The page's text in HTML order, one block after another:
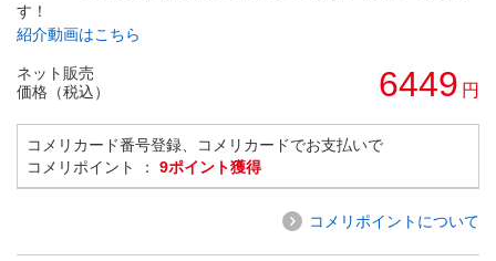
す！
紹介動画はこちら
ネット販売
価格（税込）
6449 円
コメリカード番号登録、コメリカードでお支払いで
コメリポイント ： 9ポイント獲得
コメリポイントについて